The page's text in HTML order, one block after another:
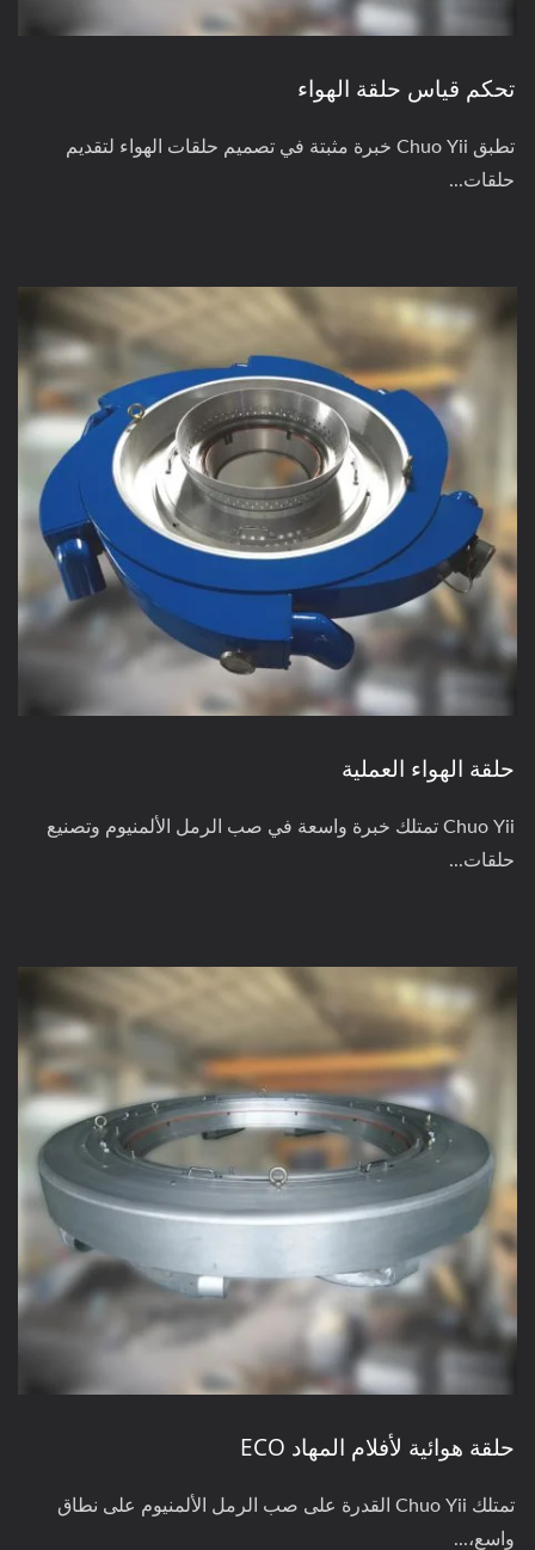
تحكم قياس حلقة الهواء
تطبق Chuo Yii خبرة مثبتة في تصميم حلقات الهواء لتقديم
حلقات...
حلقة الهواء العملية
Chuo Yii تمتلك خبرة واسعة في صب الرمل الألمنيوم وتصنيع
حلقات...
حلقة هوائية لأفلام المهاد ECO
تمتلك Chuo Yii القدرة على صب الرمل الألمنيوم على نطاق
واسع،...